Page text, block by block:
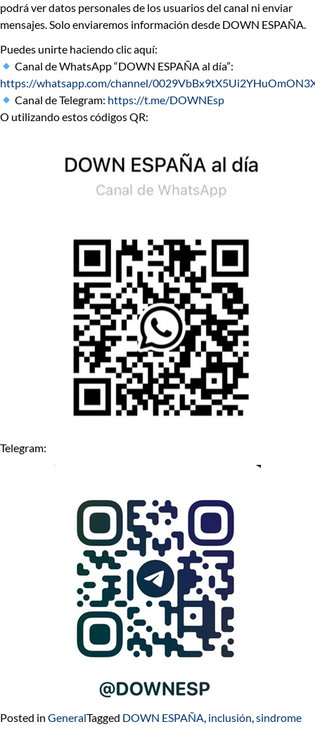
podrá ver datos personales de los usuarios del canal ni enviar
mensajes.Solo enviaremos información desde DOWN ESPAÑA.
Puedes unirte haciendo clic aquí:
Canal de WhatsApp “DOWN ESPAÑA al día”:
https://whatsapp.com/channel/
Canal de Telegram: https://t.me/DOWNEsp
O utilizando estos códigos QR:
Telegram:
Posted in GeneralTagged DOWN ESPAÑA inclusión sindrome